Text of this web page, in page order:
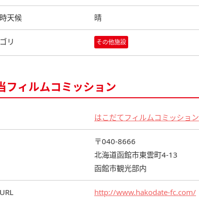
天候 晴
リ その他施設
フィルムコミッション
はこだてフィルムコミッション
〒040-8666
北海道函館市東雲町4-13
函館市観光部内
http://www.hakodate-fc.com/